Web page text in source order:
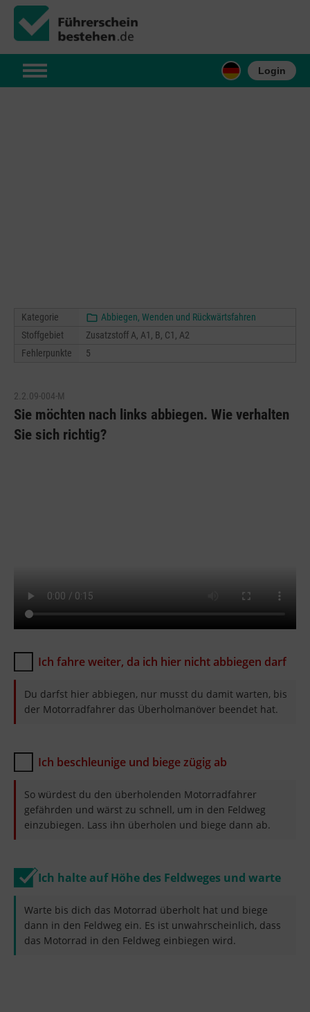
Login
Kategorie
Abbiegen, Wenden und Rückwärtsfahren
Stoffgebiet
Zusatzstoff A, A1, B, C1, A2
Fehlerpunkte
5
2.2.09-004-M
Sie möchten nach links abbiegen. Wie verhalten
Sie sich richtig?
Ich fahre weiter, da ich hier nicht abbiegen darf
Du darfst hier abbiegen, nur musst du damit warten, bis
der Motorradfahrer das Überholmanöver beendet hat.
Ich beschleunige und biege zügig ab
So würdest du den überholenden Motorradfahrer
gefährden und wärst zu schnell, um in den Feldweg
einzubiegen. Lass ihn überholen und biege dann ab.
Ich halte auf Höhe des Feldweges und warte
Warte bis dich das Motorrad überholt hat und biege
dann in den Feldweg ein. Es ist unwahrscheinlich, dass
das Motorrad in den Feldweg einbiegen wird.